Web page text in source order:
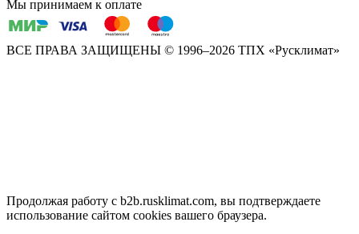
Мы принимаем к оплате
ВСЕ ПРАВА ЗАЩИЩЕНЫ © 1996–2026 ТПХ «Русклимат»
Продолжая работу с b2b.rusklimat.com, вы подтверждаете
использование сайтом cookies вашего браузера.